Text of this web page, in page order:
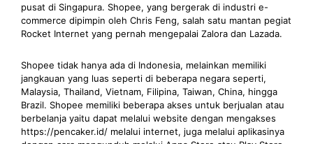
pusat di Singapura. Shopee, yang bergerak di industri e-
commerce dipimpin oleh Chris Feng, salah satu mantan pegiat
Rocket Internet yang pernah mengepalai Zalora dan Lazada.
Shopee tidak hanya ada di Indonesia, melainkan memiliki
jangkauan yang luas seperti di beberapa negara seperti,
Malaysia, Thailand, Vietnam, Filipina, Taiwan, China, hingga
Brazil. Shopee memiliki beberapa akses untuk berjualan atau
berbelanja yaitu dapat melalui website dengan mengakses
https://pencaker.id/ melalui internet, juga melalui aplikasinya